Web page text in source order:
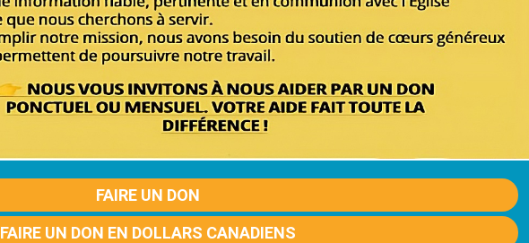
FAIRE UN DON
FAIRE UN DON EN DOLLARS CANADIENS